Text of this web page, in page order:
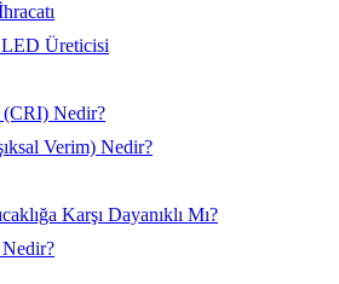
Üreticisi
(CRI) Nedir?
Verim) Nedir?
Karşı Dayanıklı Mı?
Nedir?